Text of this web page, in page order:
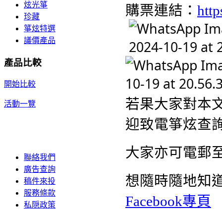
購票連結：
若果大家對本
迎致電箏炫查
大家亦可電郵
想隨時隨地知
Facebook專頁
炫光箏
珍藏
箏炫特選
議價產品
產品比較
開始比較
活動一覽
聯絡我們
廣告查詢
稿件來投
服務條款
私隠政策